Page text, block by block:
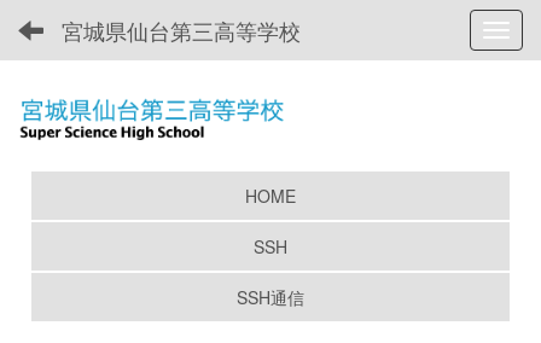
宮城県仙台第三高等学校
HOME
SSH
SSH通信